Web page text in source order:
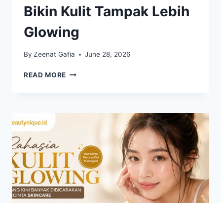
Bikin Kulit Tampak Lebih
Glowing
By Zeenat Gafia June 28, 2026
READ MORE BEAUTY
SEDANG
BIKIN
KULIT
TAMPAK
LEBIH
GLOWING